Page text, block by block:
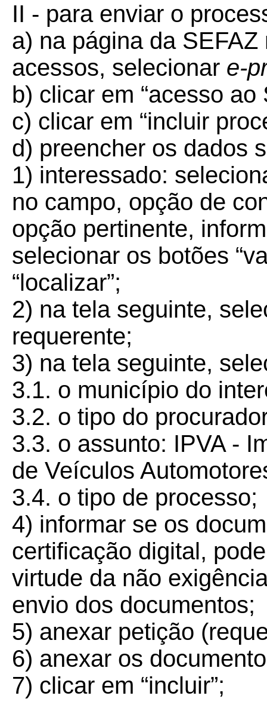
II - para enviar o
a) na página da
acessos, selecionar e-
b) clicar em “acesso
c) clicar em “incluir
d) preencher os dados
1) interessado:
no campo, opção de
opção pertinente,
selecionar os botões
“localizar”;
2) na tela seguinte,
requerente;
3) na tela seguinte,
3.1. o município do
3.2. o tipo do
3.3. o assunto: IPVA -
de Veículos
3.4. o tipo de processo;
4) informar se os
certificação digital,
virtude da não
envio dos documentos;
5) anexar petição
6) anexar os
7) clicar em “incluir”;